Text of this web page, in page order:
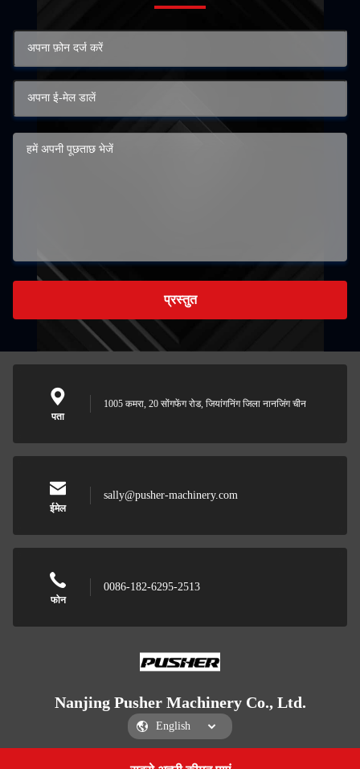
प्रस्तुत
पता
1005 कमरा, 20 सोंगफेंग रोड, जियांगनिंग जिला नानजिंग चीन
ईमेल
sally@pusher-machinery.com
फोन
0086-182-6295-2513
Nanjing Pusher Machinery Co., Ltd.